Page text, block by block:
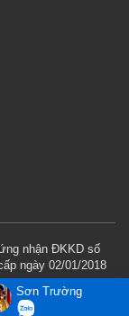
nhận ĐKKD số
ngày 02/01/2018
Sơn Trường